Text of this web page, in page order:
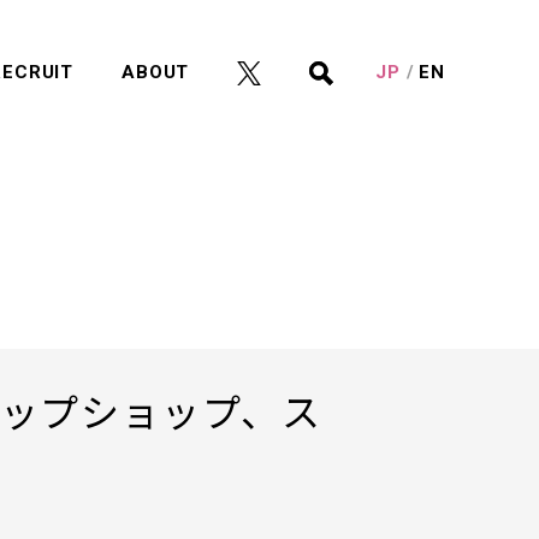
ABOUT JP EN
プショップ、ス